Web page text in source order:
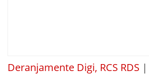
Deranjamente Digi, RCS RDS |